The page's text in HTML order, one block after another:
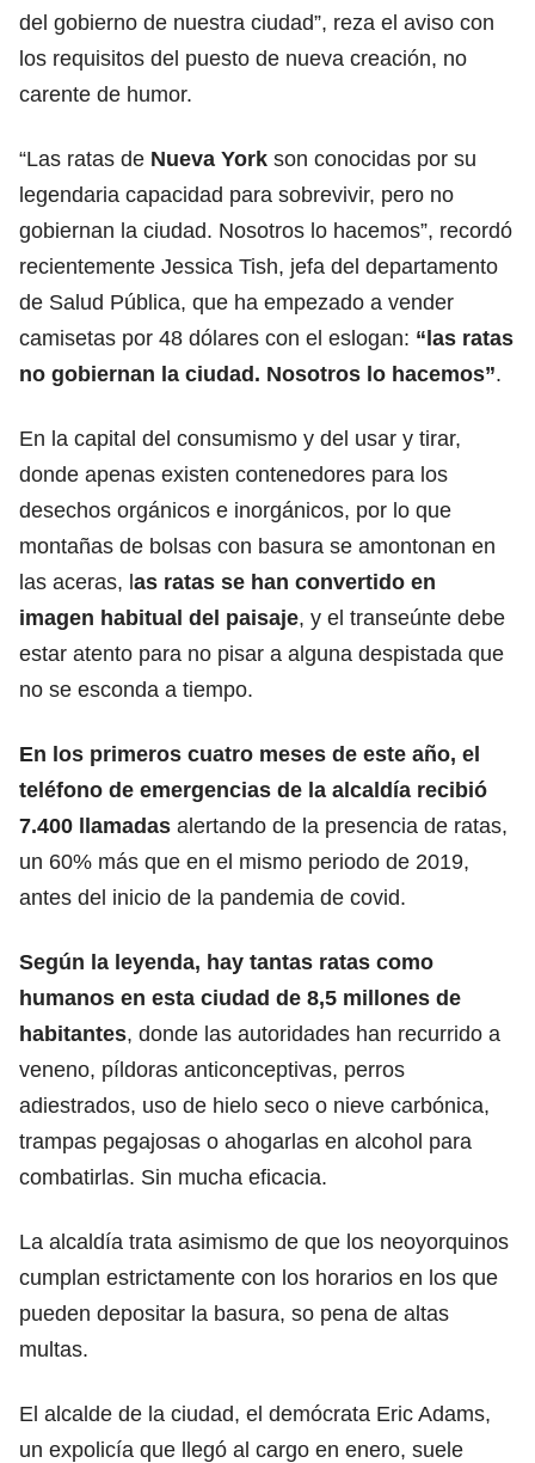
del gobierno de nuestra ciudad”, reza el aviso con
los requisitos del puesto de nueva creación, no
carente de humor.
“Las ratas de Nueva York son conocidas por su
legendaria capacidad para sobrevivir, pero no
gobiernan la ciudad. Nosotros lo hacemos”, recordó
recientemente Jessica Tish, jefa del departamento
de Salud Pública, que ha empezado a vender
camisetas por 48 dólares con el eslogan: “las ratas
no gobiernan la ciudad. Nosotros lo hacemos”.
En la capital del consumismo y del usar y tirar,
donde apenas existen contenedores para los
desechos orgánicos e inorgánicos, por lo que
montañas de bolsas con basura se amontonan en
las aceras, las ratas se han convertido en
imagen habitual del paisaje, y el transeúnte debe
estar atento para no pisar a alguna despistada que
no se esconda a tiempo.
En los primeros cuatro meses de este año, el
teléfono de emergencias de la alcaldía recibió
7.400 llamadas alertando de la presencia de ratas,
un 60% más que en el mismo periodo de 2019,
antes del inicio de la pandemia de covid.
Según la leyenda, hay tantas ratas como
humanos en esta ciudad de 8,5 millones de
habitantes, donde las autoridades han recurrido a
veneno, píldoras anticonceptivas, perros
adiestrados, uso de hielo seco o nieve carbónica,
trampas pegajosas o ahogarlas en alcohol para
combatirlas. Sin mucha eficacia.
La alcaldía trata asimismo de que los neoyorquinos
cumplan estrictamente con los horarios en los que
pueden depositar la basura, so pena de altas
multas.
El alcalde de la ciudad, el demócrata Eric Adams,
un expolicía que llegó al cargo en enero, suele